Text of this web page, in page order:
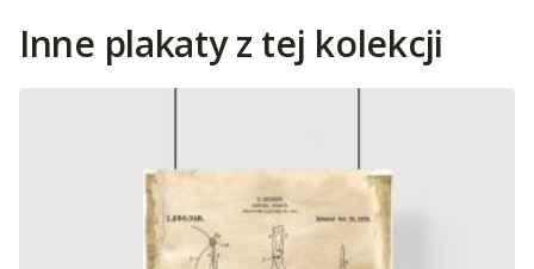
Inne plakaty z tej kolekcji